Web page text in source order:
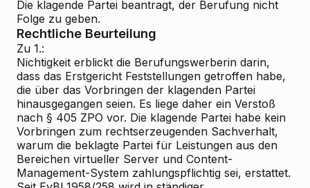
Die klagende Partei beantragt, der Berufung nicht
Folge zu geben.
Rechtliche Beurteilung
Zu 1.:
Nichtigkeit erblickt die Berufungswerberin darin,
dass das Erstgericht Feststellungen getroffen habe,
die über das Vorbringen der klagenden Partei
hinausgegangen seien. Es liege daher ein Verstoß
nach § 405 ZPO vor. Die klagende Partei habe kein
Vorbringen zum rechtserzeugenden Sachverhalt,
warum die beklagte Partei für Leistungen aus den
Bereichen virtueller Server und Content-
Management-System zahlungspflichtig sei, erstattet.